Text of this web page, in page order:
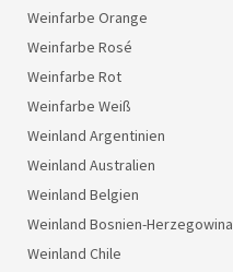
Weinfarbe Orange
Weinfarbe Rosé
Weinfarbe Rot
Weinfarbe Weiß
Weinland Argentinien
Weinland Australien
Weinland Belgien
Weinland Bosnien-Herzegowina
Weinland Chile